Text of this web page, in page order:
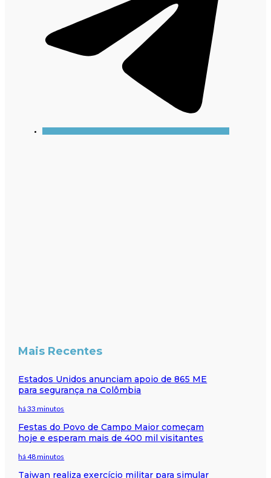
Mais Recentes
Estados Unidos anunciam apoio de 865 ME
para segurança na Colômbia
há 33 minutos
Festas do Povo de Campo Maior começam
hoje e esperam mais de 400 mil visitantes
há 48 minutos
Taiwan realiza exercício militar para simular